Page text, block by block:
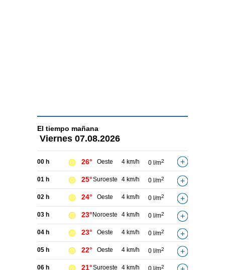
El tiempo mañana
Viernes 07.08.2026
00 h 26° Oeste 4 km/h 0 l/m2
01 h 25°Suroeste 4 km/h 0 l/m2
02 h 24° Oeste 4 km/h 0 l/m2
03 h 23° Noroeste 4 km/h 0 l/m2
04 h 23° Oeste 4 km/h 0 l/m2
05 h 22° Oeste 4 km/h 0 l/m2
06 h 21°Suroeste 4 km/h 2